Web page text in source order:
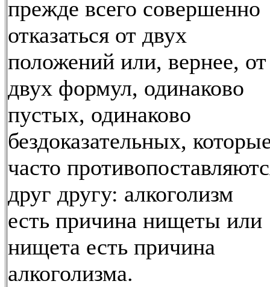
прежде всего совершенно
отказаться от двух
положений или, вернее, от
двух формул, одинаково
пустых, одинаково
бездоказательных,
часто
друг другу: алкоголизм
есть причина нищеты или
нищета есть причина
алкоголизма.